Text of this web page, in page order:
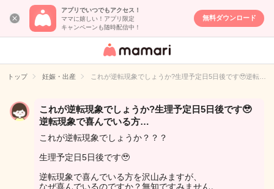
アプリでいつでもアクセス！
ママに嬉しい！アプリ限定
キャンペーンも随時配信中！
無料ダウンロード
女性専用匿名QA
イト
トップ 妊娠・出産 これが逆転現象でしょうか?生理予定日5日後です🥹逆転…
これが逆転現象でしょうか?生理予定日5日後です🥹
逆転現象で喜んでいる方…
これが逆転現象でしょうか？？？
生理予定日5日後です🥹
逆転現象で喜んでいる方を沢山みますが、
なぜ喜んでいるのですか？無知ですみません。